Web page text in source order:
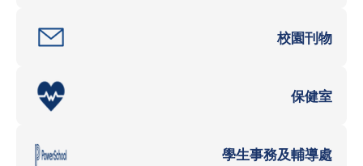
校園刊物
保健室
學生事務及輔導處